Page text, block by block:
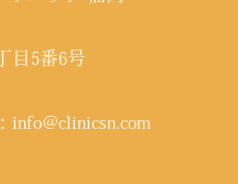
目5番6号
info@clinicsn.com